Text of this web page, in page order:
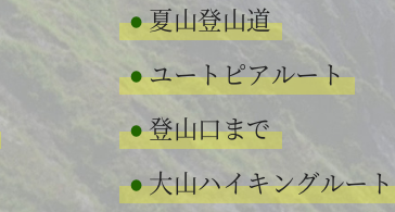
夏山登山道
ユートピアルート
登山口まで
大山ハイキングルート